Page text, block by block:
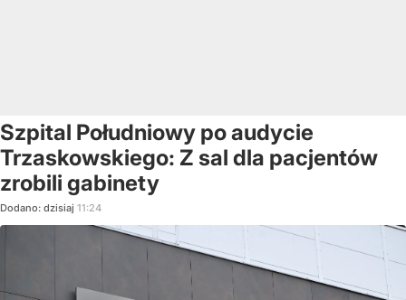
Szpital Południowy po audycie
Trzaskowskiego: Z sal dla pacjentów
zrobili gabinety
Dodano: dzisiaj 11:24